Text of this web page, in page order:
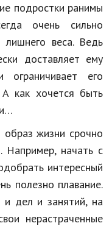
подростки ранимы
очень сильно
веса. Ведь
доставляет ему
его
как хочется быть
жизни срочно
Например, начать с
интересный
полезно плавание.
дел и занятий, на
нерастраченные